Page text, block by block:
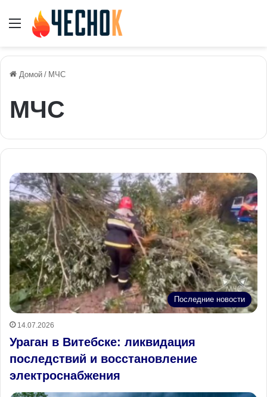
Меню
Домой / МЧС
МЧС
Последние новости
14.07.2026
Ураган в Витебске: ликвидация
последствий и восстановление
электроснабжения